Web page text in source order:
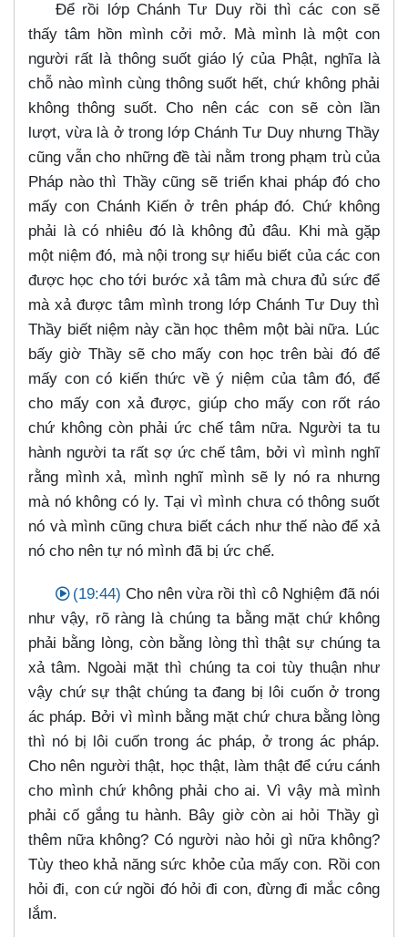
Để rồi lớp Chánh Tư Duy rồi thì các con sẽ
thấy tâm hồn mình cởi mở. Mà mình là một con
người rất là thông suốt giáo lý của Phật, nghĩa là
chỗ nào mình cùng thông suốt hết, chứ không phải
không thông suốt. Cho nên các con sẽ còn lần
lượt, vừa là ở trong lớp Chánh Tư Duy nhưng Thầy
cũng vẫn cho những đề tài nằm trong phạm trù của
Pháp nào thì Thầy cũng sẽ triển khai pháp đó cho
mấy con Chánh Kiến ở trên pháp đó. Chứ không
phải là có nhiêu đó là không đủ đâu. Khi mà gặp
một niệm đó, mà nội trong sự hiểu biết của các con
được học cho tới bước xả tâm mà chưa đủ sức để
mà xả được tâm mình trong lớp Chánh Tư Duy thì
Thầy biết niệm này cần học thêm một bài nữa. Lúc
bấy giờ Thầy sẽ cho mấy con học trên bài đó để
mấy con có kiến thức về ý niệm của tâm đó, để
cho mấy con xả được, giúp cho mấy con rốt ráo
chứ không còn phải ức chế tâm nữa. Người ta tu
hành người ta rất sợ ức chế tâm, bởi vì mình nghĩ
rằng mình xả, mình nghĩ mình sẽ ly nó ra nhưng
mà nó không có ly. Tại vì mình chưa có thông suốt
nó và mình cũng chưa biết cách như thế nào để xả
nó cho nên tự nó mình đã bị ức chế.
(19:44) Cho nên vừa rồi thì cô Nghiệm đã nói
như vậy, rõ ràng là chúng ta bằng mặt chứ không
phải bằng lòng, còn bằng lòng thì thật sự chúng ta
xả tâm. Ngoài mặt thì chúng ta coi tùy thuận như
vậy chứ sự thật chúng ta đang bị lôi cuốn ở trong
ác pháp. Bởi vì mình bằng mặt chứ chưa bằng lòng
thì nó bị lôi cuốn trong ác pháp, ở trong ác pháp.
Cho nên người thật, học thật, làm thật để cứu cánh
cho mình chứ không phải cho ai. Vì vậy mà mình
phải cố gắng tu hành. Bây giờ còn ai hỏi Thầy gì
thêm nữa không? Có người nào hỏi gì nữa không?
Tùy theo khả năng sức khỏe của mấy con. Rồi con
hỏi đi, con cứ ngồi đó hỏi đi con, đừng đi mắc công
lắm.